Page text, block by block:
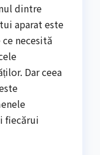
dintre
aparat este
necesită
Dar ceea
fiecărui